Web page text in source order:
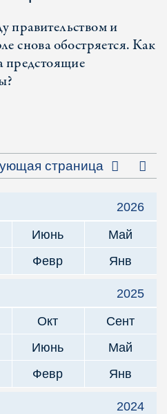
правительством и
снова обостряется. Как
предстоящие
страница
2026
Июнь
Май
Февр Янв
2025
Окт
Сент
Июнь
Май
Февр Янв
2024